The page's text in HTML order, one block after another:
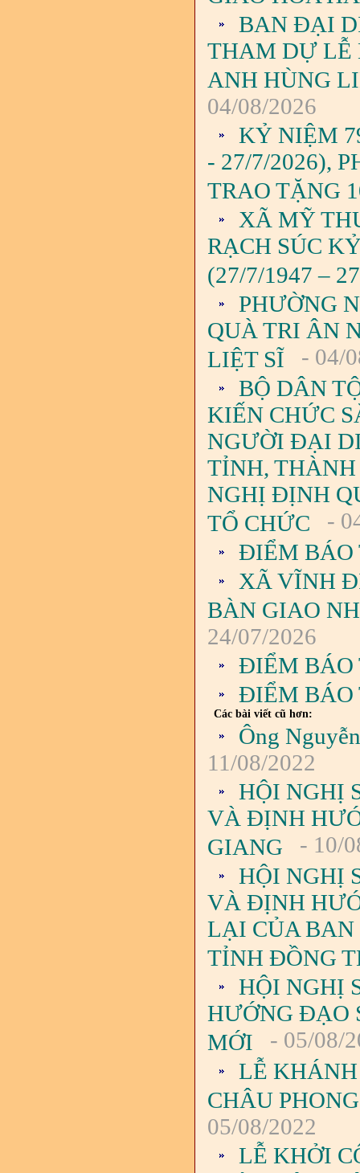
BAN ĐẠI
THAM DỰ LỄ
ANH HÙNG
04/08/2026
KỶ NIỆM
- 27/7/2026),
TRAO TẶNG
XÃ MỸ
RẠCH SÚC
(27/7/1947 –
PHƯỜNG
QUÀ TRI ÂN
LIỆT SĨ
- 04/
BỘ DÂN
KIẾN CHỨC
NGƯỜI ĐẠI
TỈNH,
NGHỊ ĐỊNH
TỔ CHỨC
-
ĐIỂM BÁO
XÃ VĨNH
BÀN GIAO
24/07/2026
ĐIỂM BÁO
ĐIỂM BÁO
Các bài viết cũ hơn:
Ông
11/08/2022
HỘI NGHỊ
VÀ ĐỊNH
GIANG
- 10/
HỘI NGHỊ
VÀ ĐỊNH
LẠI CỦA BAN
TỈNH ĐỒNG
HỘI NGHỊ
HƯỚNG ĐẠO
MỚI
- 05/08/
LỄ KHÁNH
CHÂU
05/08/2022
LỄ KHỞI